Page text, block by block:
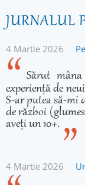
JURNALUL
4 Martie 2026
Sărut
experiență de
S-ar putea să-mi
de război
aveți un 10+.
4 Martie 2026